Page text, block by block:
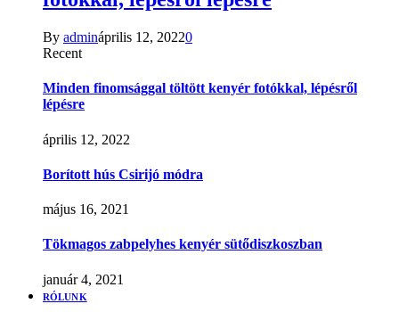
By admináprilis 12, 20220
Recent
Minden finomsággal töltött kenyér fotókkal, lépésről
lépésre
április 12, 2022
Borított hús Csirijó módra
május 16, 2021
Tökmagos zabpelyhes kenyér sütődiszkoszban
január 4, 2021
RÓLUNK